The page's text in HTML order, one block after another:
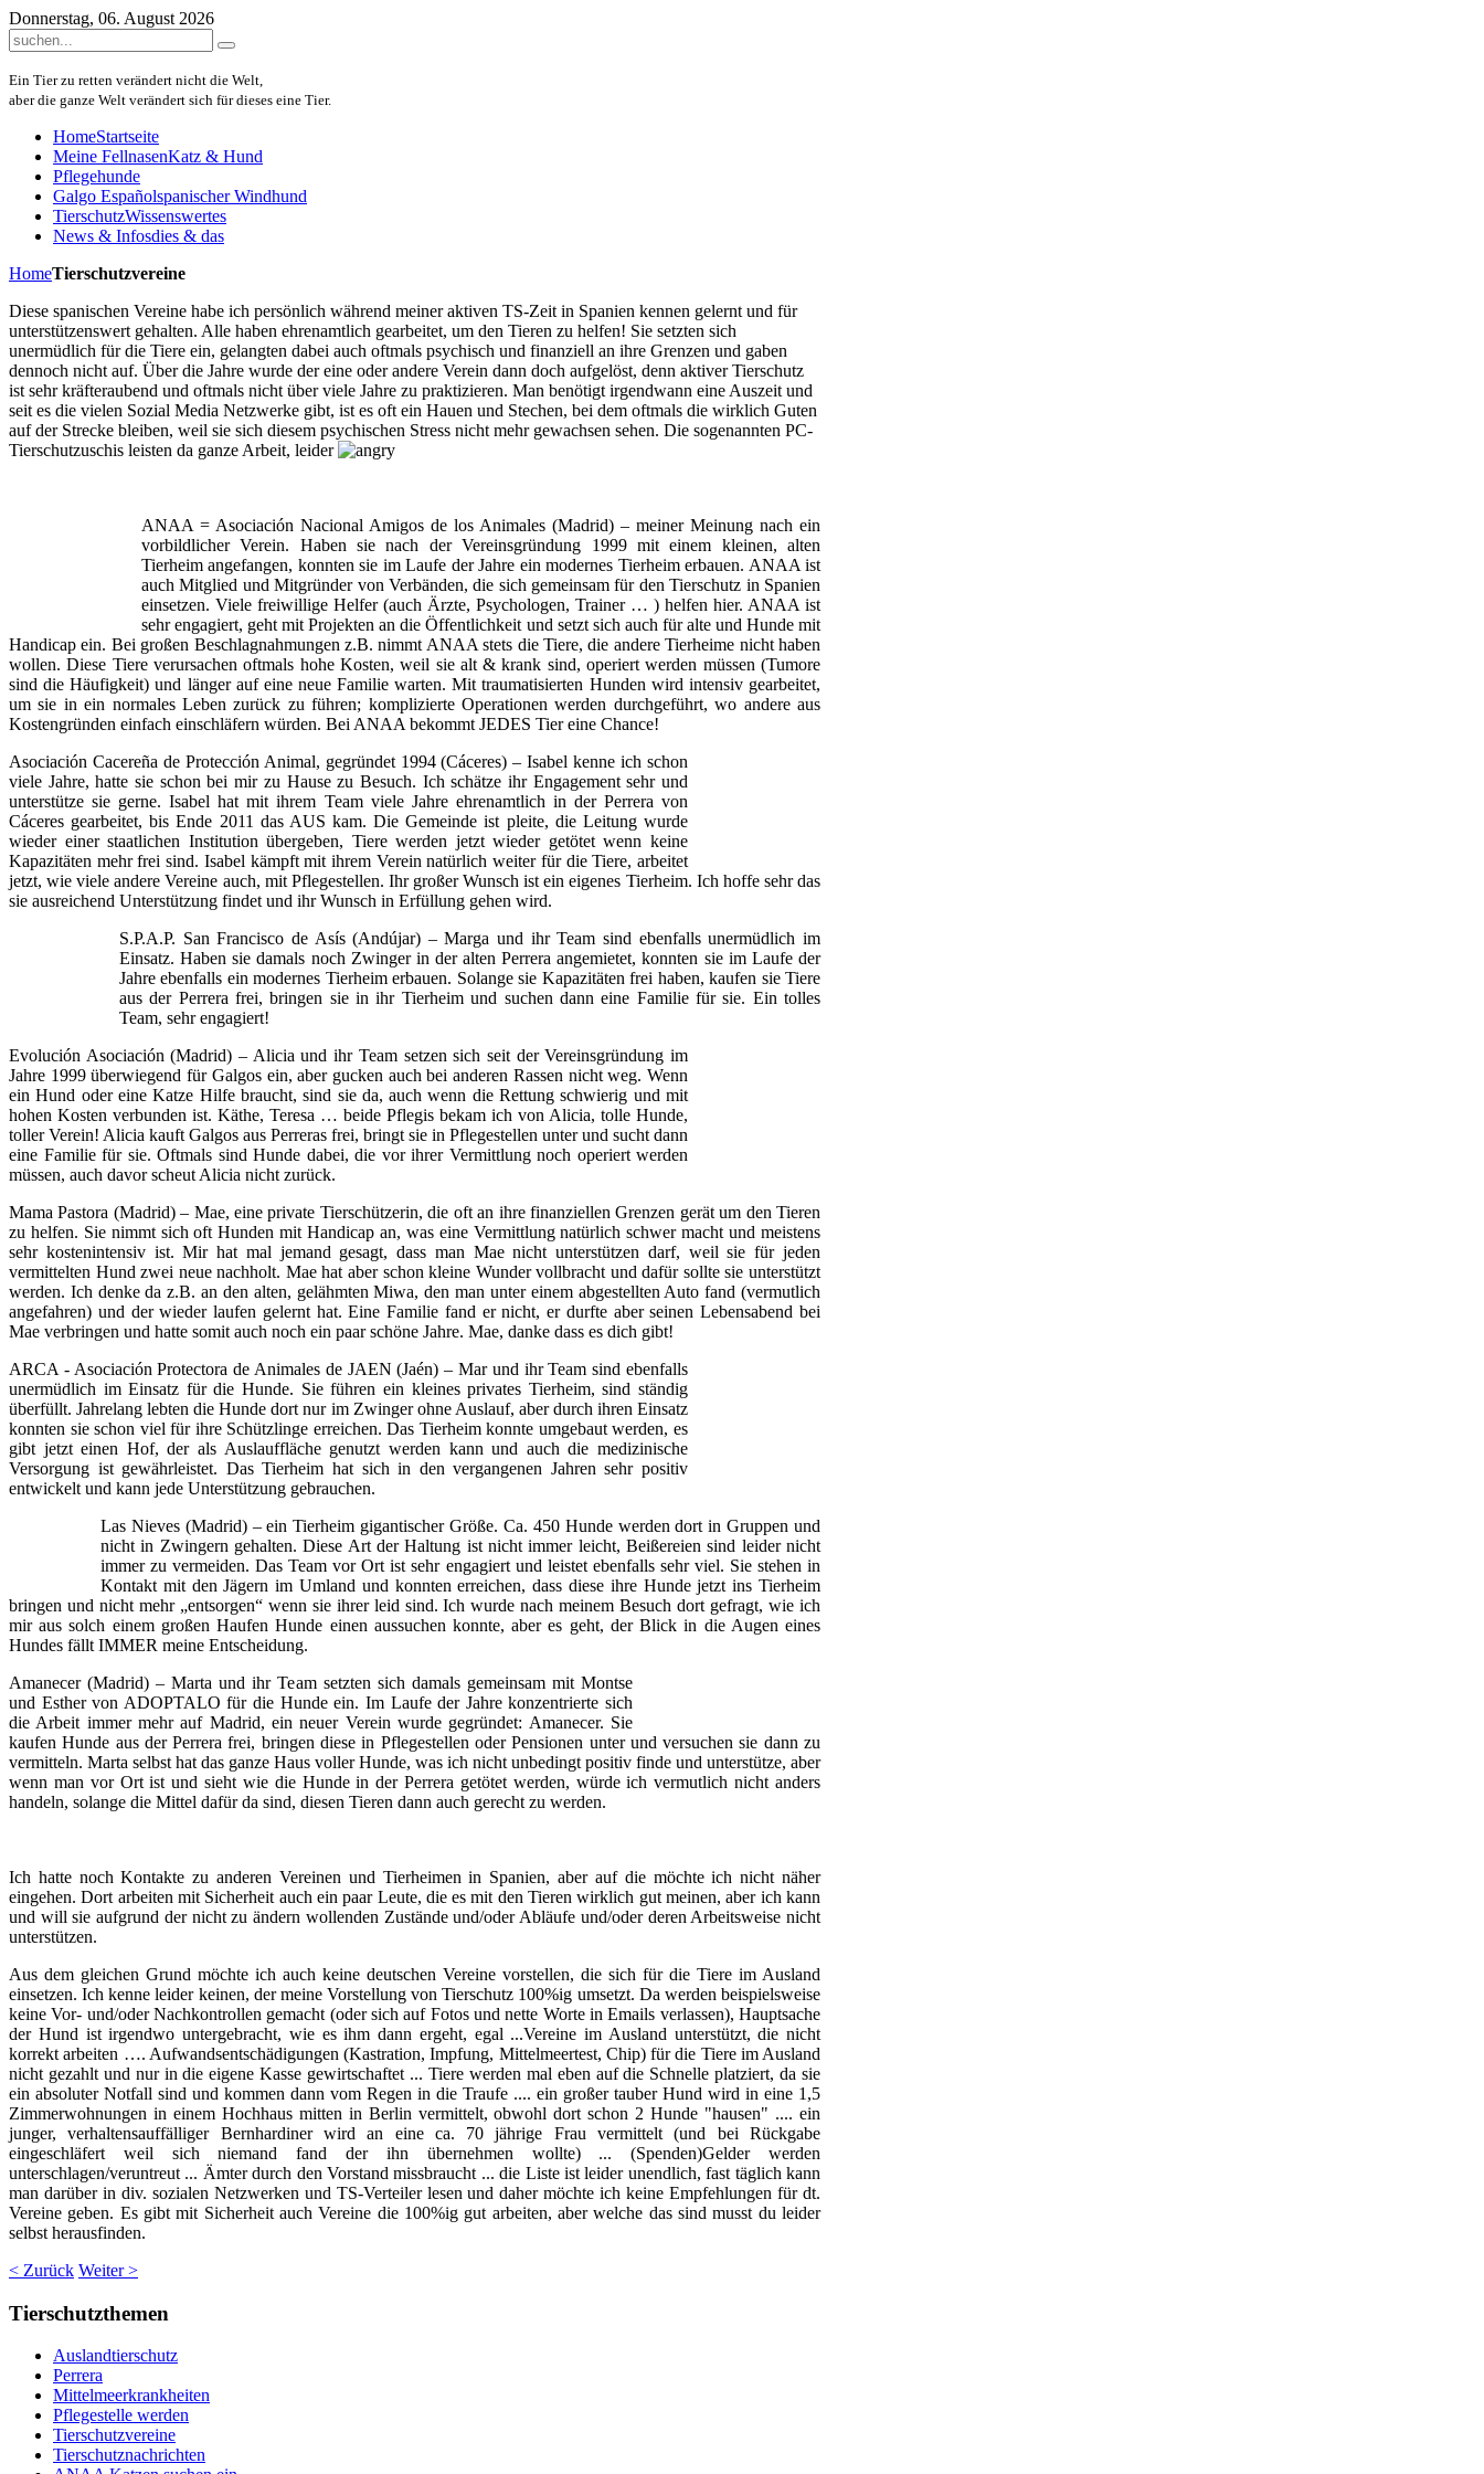
Donnerstag, 06. August 2026
Ein Tier zu retten verändert nicht die Welt,
aber die ganze Welt verändert sich für dieses eine Tier.
HomeStartseite
Meine FellnasenKatz & Hund
Pflegehunde
Galgo Españolspanischer Windhund
TierschutzWissenswertes
News & Infosdies & das
HomeTierschutzvereine
Diese spanischen Vereine habe ich persönlich während meiner aktiven TS-Zeit in Spanien kennen gelernt und für
unterstützenswert gehalten. Alle haben ehrenamtlich gearbeitet, um den Tieren zu helfen! Sie setzten sich
unermüdlich für die Tiere ein, gelangten dabei auch oftmals psychisch und finanziell an ihre Grenzen und gaben
dennoch nicht auf. Über die Jahre wurde der eine oder andere Verein dann doch aufgelöst, denn aktiver Tierschutz
ist sehr kräfteraubend und oftmals nicht über viele Jahre zu praktizieren. Man benötigt irgendwann eine Auszeit und
seit es die vielen Sozial Media Netzwerke gibt, ist es oft ein Hauen und Stechen, bei dem oftmals die wirklich Guten
auf der Strecke bleiben, weil sie sich diesem psychischen Stress nicht mehr gewachsen sehen. Die sogenannten PC-
Tierschutzuschis leisten da ganze Arbeit, leider
ANAA = Asociación Nacional Amigos de los Animales (Madrid) – meiner Meinung nach ein
vorbildlicher Verein. Haben sie nach der Vereinsgründung 1999 mit einem kleinen, alten
Tierheim angefangen, konnten sie im Laufe der Jahre ein modernes Tierheim erbauen. ANAA ist
auch Mitglied und Mitgründer von Verbänden, die sich gemeinsam für den Tierschutz in Spanien
einsetzen. Viele freiwillige Helfer (auch Ärzte, Psychologen, Trainer … ) helfen hier. ANAA ist
sehr engagiert, geht mit Projekten an die Öffentlichkeit und setzt sich auch für alte und Hunde mit
Handicap ein. Bei großen Beschlagnahmungen z.B. nimmt ANAA stets die Tiere, die andere Tierheime nicht haben
wollen. Diese Tiere verursachen oftmals hohe Kosten, weil sie alt & krank sind, operiert werden müssen (Tumore
sind die Häufigkeit) und länger auf eine neue Familie warten. Mit traumatisierten Hunden wird intensiv gearbeitet,
um sie in ein normales Leben zurück zu führen; komplizierte Operationen werden durchgeführt, wo andere aus
Kostengründen einfach einschläfern würden. Bei ANAA bekommt JEDES Tier eine Chance!
Asociación Cacereña de Protección Animal, gegründet 1994 (Cáceres) – Isabel kenne ich schon
viele Jahre, hatte sie schon bei mir zu Hause zu Besuch. Ich schätze ihr Engagement sehr und
unterstütze sie gerne. Isabel hat mit ihrem Team viele Jahre ehrenamtlich in der Perrera von
Cáceres gearbeitet, bis Ende 2011 das AUS kam. Die Gemeinde ist pleite, die Leitung wurde
wieder einer staatlichen Institution übergeben, Tiere werden jetzt wieder getötet wenn keine
Kapazitäten mehr frei sind. Isabel kämpft mit ihrem Verein natürlich weiter für die Tiere, arbeitet
jetzt, wie viele andere Vereine auch, mit Pflegestellen. Ihr großer Wunsch ist ein eigenes Tierheim. Ich hoffe sehr das
sie ausreichend Unterstützung findet und ihr Wunsch in Erfüllung gehen wird.
S.P.A.P. San Francisco de Asís (Andújar) – Marga und ihr Team sind ebenfalls unermüdlich im
Einsatz. Haben sie damals noch Zwinger in der alten Perrera angemietet, konnten sie im Laufe der
Jahre ebenfalls ein modernes Tierheim erbauen. Solange sie Kapazitäten frei haben, kaufen sie Tiere
aus der Perrera frei, bringen sie in ihr Tierheim und suchen dann eine Familie für sie. Ein tolles
Team, sehr engagiert!
Evolución Asociación (Madrid) – Alicia und ihr Team setzen sich seit der Vereinsgründung im
Jahre 1999 überwiegend für Galgos ein, aber gucken auch bei anderen Rassen nicht weg. Wenn
ein Hund oder eine Katze Hilfe braucht, sind sie da, auch wenn die Rettung schwierig und mit
hohen Kosten verbunden ist. Käthe, Teresa … beide Pflegis bekam ich von Alicia, tolle Hunde,
toller Verein! Alicia kauft Galgos aus Perreras frei, bringt sie in Pflegestellen unter und sucht dann
eine Familie für sie. Oftmals sind Hunde dabei, die vor ihrer Vermittlung noch operiert werden
müssen, auch davor scheut Alicia nicht zurück.
Mama Pastora (Madrid) – Mae, eine private Tierschützerin, die oft an ihre finanziellen Grenzen gerät um den Tieren
zu helfen. Sie nimmt sich oft Hunden mit Handicap an, was eine Vermittlung natürlich schwer macht und meistens
sehr kostenintensiv ist. Mir hat mal jemand gesagt, dass man Mae nicht unterstützen darf, weil sie für jeden
vermittelten Hund zwei neue nachholt. Mae hat aber schon kleine Wunder vollbracht und dafür sollte sie unterstützt
werden. Ich denke da z.B. an den alten, gelähmten Miwa, den man unter einem abgestellten Auto fand (vermutlich
angefahren) und der wieder laufen gelernt hat. Eine Familie fand er nicht, er durfte aber seinen Lebensabend bei
Mae verbringen und hatte somit auch noch ein paar schöne Jahre. Mae, danke dass es dich gibt!
ARCA - Asociación Protectora de Animales de JAEN (Jaén) – Mar und ihr Team sind ebenfalls
unermüdlich im Einsatz für die Hunde. Sie führen ein kleines privates Tierheim, sind ständig
überfüllt. Jahrelang lebten die Hunde dort nur im Zwinger ohne Auslauf, aber durch ihren Einsatz
konnten sie schon viel für ihre Schützlinge erreichen. Das Tierheim konnte umgebaut werden, es
gibt jetzt einen Hof, der als Auslauffläche genutzt werden kann und auch die medizinische
Versorgung ist gewährleistet. Das Tierheim hat sich in den vergangenen Jahren sehr positiv
entwickelt und kann jede Unterstützung gebrauchen.
Las Nieves (Madrid) – ein Tierheim gigantischer Größe. Ca. 450 Hunde werden dort in Gruppen und
nicht in Zwingern gehalten. Diese Art der Haltung ist nicht immer leicht, Beißereien sind leider nicht
immer zu vermeiden. Das Team vor Ort ist sehr engagiert und leistet ebenfalls sehr viel. Sie stehen in
Kontakt mit den Jägern im Umland und konnten erreichen, dass diese ihre Hunde jetzt ins Tierheim
bringen und nicht mehr „entsorgen“ wenn sie ihrer leid sind. Ich wurde nach meinem Besuch dort gefragt, wie ich
mir aus solch einem großen Haufen Hunde einen aussuchen konnte, aber es geht, der Blick in die Augen eines
Hundes fällt IMMER meine Entscheidung.
Amanecer (Madrid) – Marta und ihr Team setzten sich damals gemeinsam mit Montse
und Esther von ADOPTALO für die Hunde ein. Im Laufe der Jahre konzentrierte sich
die Arbeit immer mehr auf Madrid, ein neuer Verein wurde gegründet: Amanecer. Sie
kaufen Hunde aus der Perrera frei, bringen diese in Pflegestellen oder Pensionen unter und versuchen sie dann zu
vermitteln. Marta selbst hat das ganze Haus voller Hunde, was ich nicht unbedingt positiv finde und unterstütze, aber
wenn man vor Ort ist und sieht wie die Hunde in der Perrera getötet werden, würde ich vermutlich nicht anders
handeln, solange die Mittel dafür da sind, diesen Tieren dann auch gerecht zu werden.
Ich hatte noch Kontakte zu anderen Vereinen und Tierheimen in Spanien, aber auf die möchte ich nicht näher
eingehen. Dort arbeiten mit Sicherheit auch ein paar Leute, die es mit den Tieren wirklich gut meinen, aber ich kann
und will sie aufgrund der nicht zu ändern wollenden Zustände und/oder Abläufe und/oder deren Arbeitsweise nicht
unterstützen.
Aus dem gleichen Grund möchte ich auch keine deutschen Vereine vorstellen, die sich für die Tiere im Ausland
einsetzen. Ich kenne leider keinen, der meine Vorstellung von Tierschutz 100%ig umsetzt. Da werden beispielsweise
keine Vor- und/oder Nachkontrollen gemacht (oder sich auf Fotos und nette Worte in Emails verlassen), Hauptsache
der Hund ist irgendwo untergebracht, wie es ihm dann ergeht, egal ...Vereine im Ausland unterstützt, die nicht
korrekt arbeiten …. Aufwandsentschädigungen (Kastration, Impfung, Mittelmeertest, Chip) für die Tiere im Ausland
nicht gezahlt und nur in die eigene Kasse gewirtschaftet ... Tiere werden mal eben auf die Schnelle platziert, da sie
ein absoluter Notfall sind und kommen dann vom Regen in die Traufe .... ein großer tauber Hund wird in eine 1,5
Zimmerwohnungen in einem Hochhaus mitten in Berlin vermittelt, obwohl dort schon 2 Hunde "hausen" .... ein
junger, verhaltensauffälliger Bernhardiner wird an eine ca. 70 jährige Frau vermittelt (und bei Rückgabe
eingeschläfert weil sich niemand fand der ihn übernehmen wollte) ... (Spenden)Gelder werden
unterschlagen/veruntreut ... Ämter durch den Vorstand missbraucht ... die Liste ist leider unendlich, fast täglich kann
man darüber in div. sozialen Netzwerken und TS-Verteiler lesen und daher möchte ich keine Empfehlungen für dt.
Vereine geben. Es gibt mit Sicherheit auch Vereine die 100%ig gut arbeiten, aber welche das sind musst du leider
selbst herausfinden.
< Zurück Weiter >
Tierschutzthemen
Auslandtierschutz
Perrera
Mittelmeerkrankheiten
Pflegestelle werden
Tierschutzvereine
Tierschutznachrichten